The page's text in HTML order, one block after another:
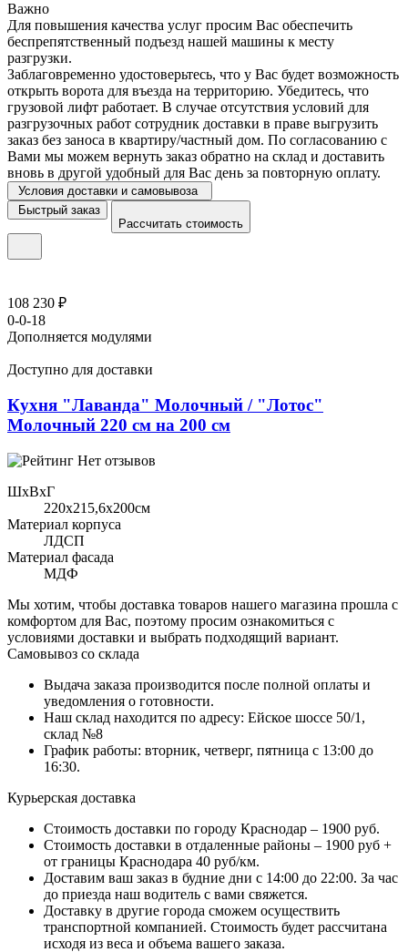
Важно
Для повышения качества услуг просим Вас обеспечить
беспрепятственный подъезд нашей машины к месту
разгрузки.
Заблаговременно удостоверьтесь, что у Вас будет возможность
открыть ворота для въезда на территорию. Убедитесь, что
грузовой лифт работает. В случае отсутствия условий для
разгрузочных работ сотрудник доставки в праве выгрузить
заказ без заноса в квартиру/частный дом. По согласованию с
Вами мы можем вернуть заказ обратно на склад и доставить
вновь в другой удобный для Вас день за повторную оплату.
Условия доставки и самовывоза
Быстрый заказ
Рассчитать стоимость
108 230 ₽
0-0-18
Дополняется модулями
Доступно для доставки
Кухня "Лаванда" Молочный / "Лотос"
Молочный 220 см на 200 см
Нет отзывов
ШхВхГ
220x215,6х200см
Материал корпуса
ЛДСП
Материал фасада
МДФ
Мы хотим, чтобы доставка товаров нашего магазина прошла с
комфортом для Вас, поэтому просим ознакомиться с
условиями доставки и выбрать подходящий вариант.
Самовывоз со склада
Выдача заказа производится после полной оплаты и
уведомления о готовности.
Наш склад находится по адресу: Ейское шоссе 50/1,
склад №8
График работы: вторник, четверг, пятница с 13:00 до
16:30.
Курьерская доставка
Стоимость доставки по городу Краснодар – 1900 руб.
Стоимость доставки в отдаленные районы – 1900 руб +
от границы Краснодара 40 руб/км.
Доставим ваш заказ в будние дни с 14:00 до 22:00. За час
до приезда наш водитель с вами свяжется.
Доставку в другие города сможем осуществить
транспортной компанией. Стоимость будет рассчитана
исходя из веса и объема вашего заказа.